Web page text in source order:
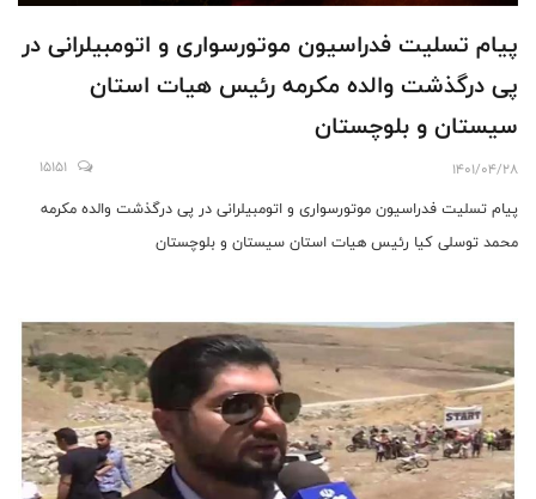
پیام تسلیت فدراسیون موتورسواری و اتومبیلرانی در
پی درگذشت والده مکرمه رئیس هیات استان
سیستان و بلوچستان
1401/04/28
15151
پیام تسلیت فدراسیون موتورسواری و اتومبیلرانی در پی درگذشت والده مکرمه
محمد توسلی کیا رئیس هیات استان سیستان و بلوچستان